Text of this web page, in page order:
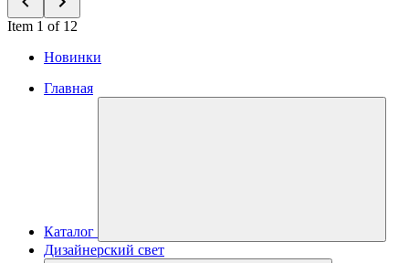
Item 1 of 12
Новинки
Главная
Каталог
Дизайнерский свет